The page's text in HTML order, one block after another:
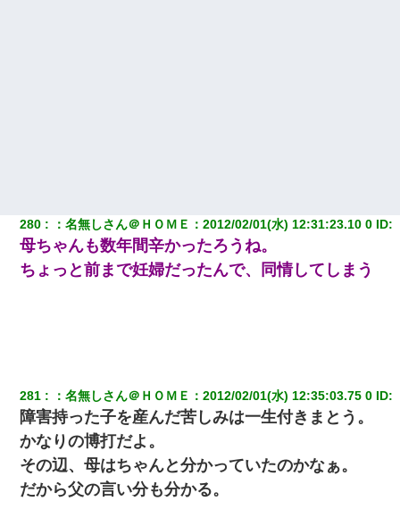
280 ：名無しさん＠ＨＯＭＥ ：2012/02/01(水) 12:31:23.10 0 ID:
母ちゃんも数年間辛かったろうね。
ちょっと前まで妊婦だったんで、同情してしまう
281 ：名無しさん＠ＨＯＭＥ ：2012/02/01(水) 12:35:03.75 0 ID:
障害持った子を産んだ苦しみは一生付きまとう。
かなりの博打だよ。
その辺、母はちゃんと分かっていたのかなぁ。
だから父の言い分も分かる。